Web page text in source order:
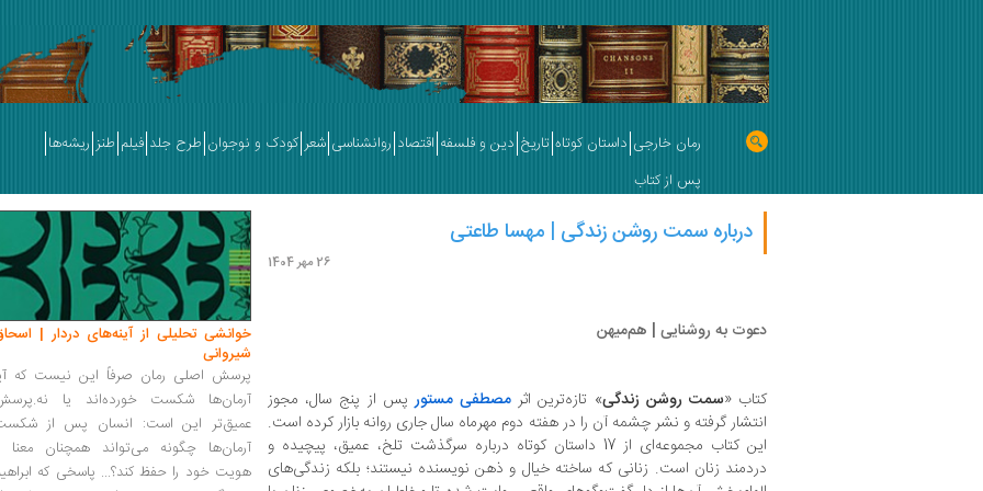
رمان خارجی داستان کوتاه تاریخ دین و فلسفه اقتصاد روانشناسی شعر کودک و نوجوان طرح جلد فیلم طنز ریشه‌ها
پس از کتاب
درباره سمت روشن زندگی | مهسا طاعتی
26 مهر 1404
دعوت به روشنایی | هم‌میهن
کتاب «سمت روشن زندگی» تازه‌‌ترین اثر مصطفی مستورپس از پنج سال، مجوز
انتشار گرفته و نشر چشمه آن را در هفته دوم مهرماه سال جاری روانه بازار کرده است.
این کتاب مجموعه‌ای از 17 داستان کوتاه درباره سرگذشت تلخ، عمیق، پیچیده و
دردمند زنان است. زنانی که ساخته خیال و ذهن نویسنده نیستند؛ بلکه زندگی‌های
خوانشی تحلیلی از آینه‌های دردار |
شیروانی
پرسش اصلی رمان صرفاً این نیست که
آرمان‌ها شکست خورده‌اند یا
عمیق‌تر این است: انسان پس از
آرمان‌ها چگونه می‌تواند همچنان معنا
هویت خود را حفظ کند؟... پاسخی که